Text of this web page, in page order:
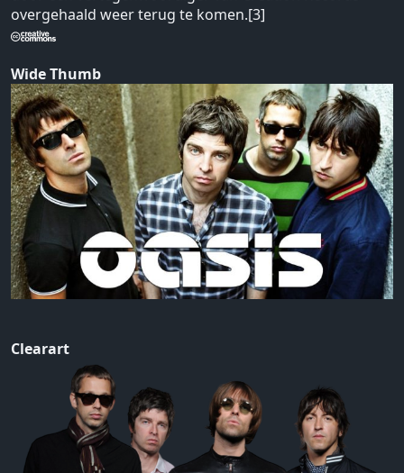
overgehaald weer terug te komen.[3]
Wide Thumb
Clearart